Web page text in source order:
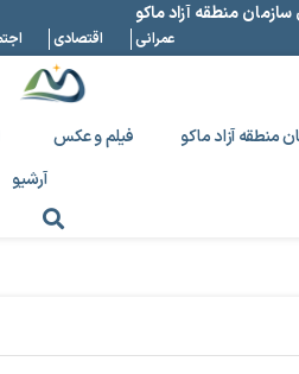
سازمان منطقه آزاد ماکو
عمرانی اقتصادی
منطقه آزاد ماکو فیلم و عکس
آرشیو